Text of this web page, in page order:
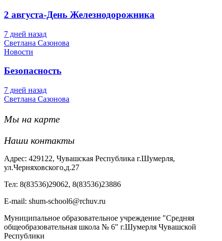
2 августа-День Железнодорожника
7 дней назад
Светлана Сазонова
Новости
Безопасность
7 дней назад
Светлана Сазонова
Мы на карте
Наши контакты
Адрес: 429122, Чувашская Республика г.Шумерля,
ул.Черняховского,д.27
Тел: 8(83536)29062, 8(83536)23886
Е-mail: shum-school6@rchuv.ru
Муниципальное образовательное учреждение "Средняя
общеобразовательная школа № 6" г.Шумерля Чувашской
Республики